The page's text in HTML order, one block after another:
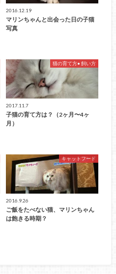
2016.12.19
マリンちゃんと出会った日の子猫
写真
猫の育て方• 飼い方
2017.11.7
子猫の育て方は？（2ヶ月〜4ヶ
月）
キャットフード
2016.9.26
ご飯をたべない猫、マリンちゃん
は飽きる時期？